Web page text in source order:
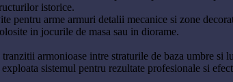
istorice.
pentru arme armuri detalii mecanice si zone
in jocurile de masa sau in diorame.
armonioase intre straturile de baza umbre si
sistemul pentru rezultate profesionale si